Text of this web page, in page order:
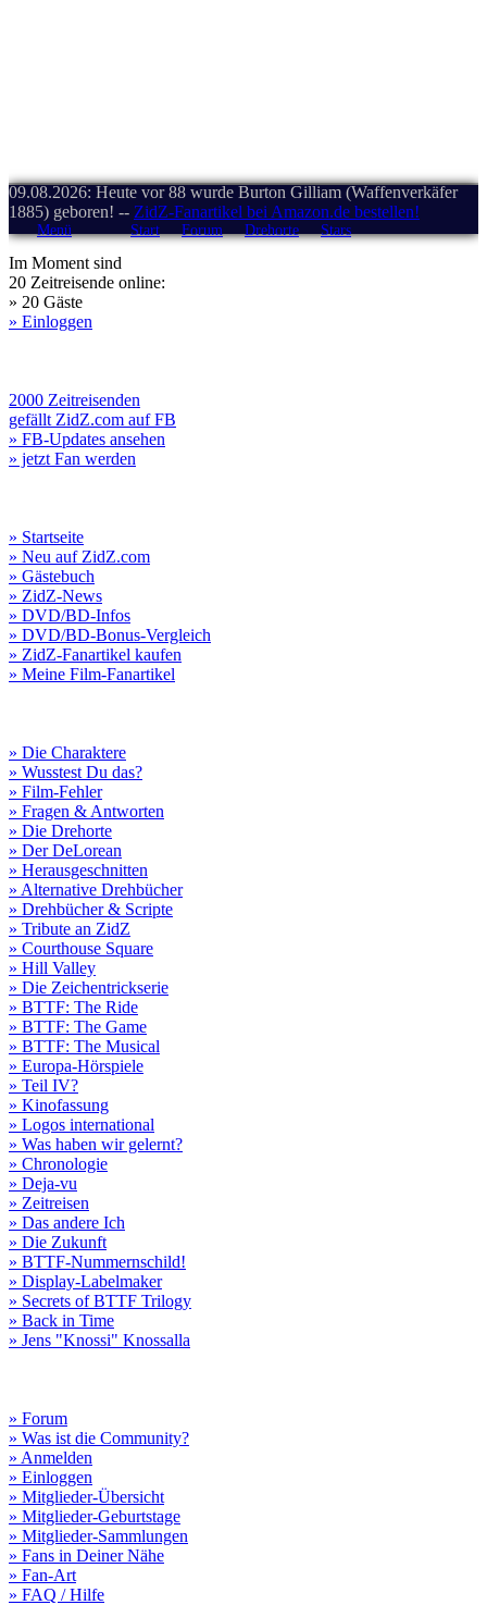
09.08.2026: Heute vor 88 wurde Burton Gilliam (Waffenverkäfer
1885) geboren! -- ZidZ-Fanartikel bei Amazon.de bestellen!
Menü Start Forum Drehorte Stars
Im Moment sind
20 Zeitreisende online:
» 20 Gäste
» Einloggen
2000 Zeitreisenden
gefällt ZidZ.com auf FB
» FB-Updates ansehen
» jetzt Fan werden
» Startseite
» Neu auf ZidZ.com
» Gästebuch
» ZidZ-News
» DVD/BD-Infos
» DVD/BD-Bonus-Vergleich
» ZidZ-Fanartikel kaufen
» Meine Film-Fanartikel
» Die Charaktere
» Wusstest Du das?
» Film-Fehler
» Fragen & Antworten
» Die Drehorte
» Der DeLorean
» Herausgeschnitten
» Alternative Drehbücher
» Drehbücher & Scripte
» Tribute an ZidZ
» Courthouse Square
» Hill Valley
» Die Zeichentrickserie
» BTTF: The Ride
» BTTF: The Game
» BTTF: The Musical
» Europa-Hörspiele
» Teil IV?
» Kinofassung
» Logos international
» Was haben wir gelernt?
» Chronologie
» Deja-vu
» Zeitreisen
» Das andere Ich
» Die Zukunft
» BTTF-Nummernschild!
» Display-Labelmaker
» Secrets of BTTF Trilogy
» Back in Time
» Jens "Knossi" Knossalla
» Forum
» Was ist die Community?
» Anmelden
» Einloggen
» Mitglieder-Übersicht
» Mitglieder-Geburtstage
» Mitglieder-Sammlungen
» Fans in Deiner Nähe
» Fan-Art
» FAQ / Hilfe